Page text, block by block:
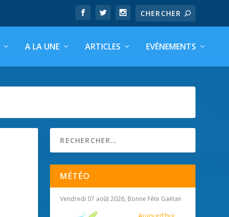
A LA UNE ARTICLES EVÉNEMENTS
MÉTÉO
Vendredi 07 août 2026, Bonne Fête Gaétan